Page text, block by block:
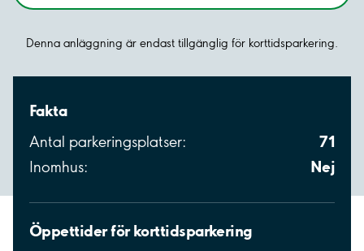
Denna anläggning är endast tillgänglig för korttidsparkering.
Fakta
Antal parkeringsplatser: 71
Inomhus: Nej
Öppettider för korttidsparkering